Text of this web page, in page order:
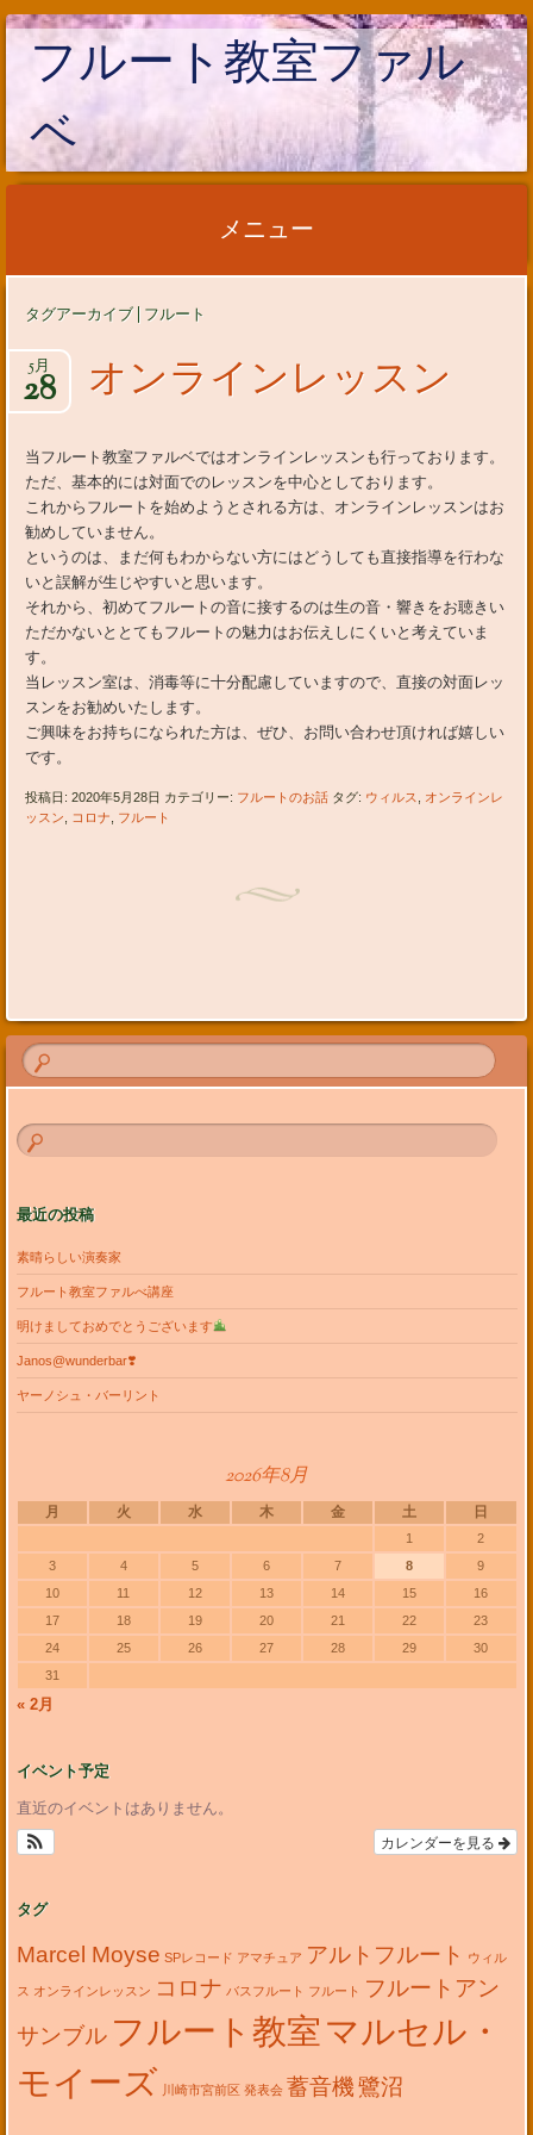
フルート教室ファル
ベ
メニュー
タグアーカイブ | フルート
オンラインレッスン
5月
28
当フルート教室ファルベではオンラインレッスンも行っております。
ただ、基本的には対面でのレッスンを中心としております。
これからフルートを始めようとされる方は、オンラインレッスンはお
勧めしていません。
というのは、まだ何もわからない方にはどうしても直接指導を行わな
いと誤解が生じやすいと思います。
それから、初めてフルートの音に接するのは生の音・響きをお聴きい
ただかないととてもフルートの魅力はお伝えしにくいと考えていま
す。
当レッスン室は、消毒等に十分配慮していますので、直接の対面レッ
スンをお勧めいたします。
ご興味をお持ちになられた方は、ぜひ、お問い合わせ頂ければ嬉しい
です。
投稿日: 2020年5月28日 カテゴリー: フルートのお話 タグ: ウィルス
オンラインレ
ッスン
コロナ フルート
最近の投稿
素晴らしい演奏家
フルート教室ファルべ講座
明けましておめでとうございます
Janos@wunderbar❣️
ヤーノシュ・バーリント
2026年8月
月 火 水 木 金 土 日
« 2月
1
2
3
4 5 6 7 8
9
10
11 12 13 14 15
16
17
18 19 20 21 22
23
24
25 26 27 28 29
30
31
イベント予定
直近のイベントはありません。
カレンダーを見る
タグ
Marcel Moyse SPレコード アマチュア アルトフルート ウィル
ス オンラインレッスン コロナ バスフルート フルート
フルートアン
サンブル フルート教室 マルセル・
モイーズ
川崎市宮前区 発表会 蓄音機鷺沼